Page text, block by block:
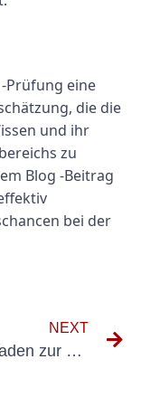
Prüfung eine
die die
und ihr
zu
Blog -Beitrag
bei der
NEXT
Ein Leitfaden zur Übergabe des Fem -Malfung für Gabelstaplerbetreiber